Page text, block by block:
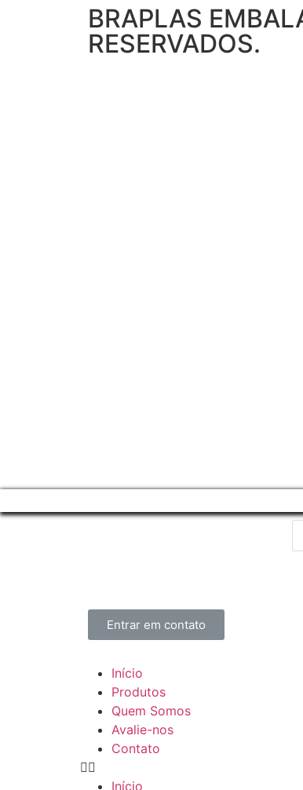
BRAPLAS
RESERVADOS.
Entrar em contato
Início
Produtos
Quem Somos
Avalie-nos
Contato
Início